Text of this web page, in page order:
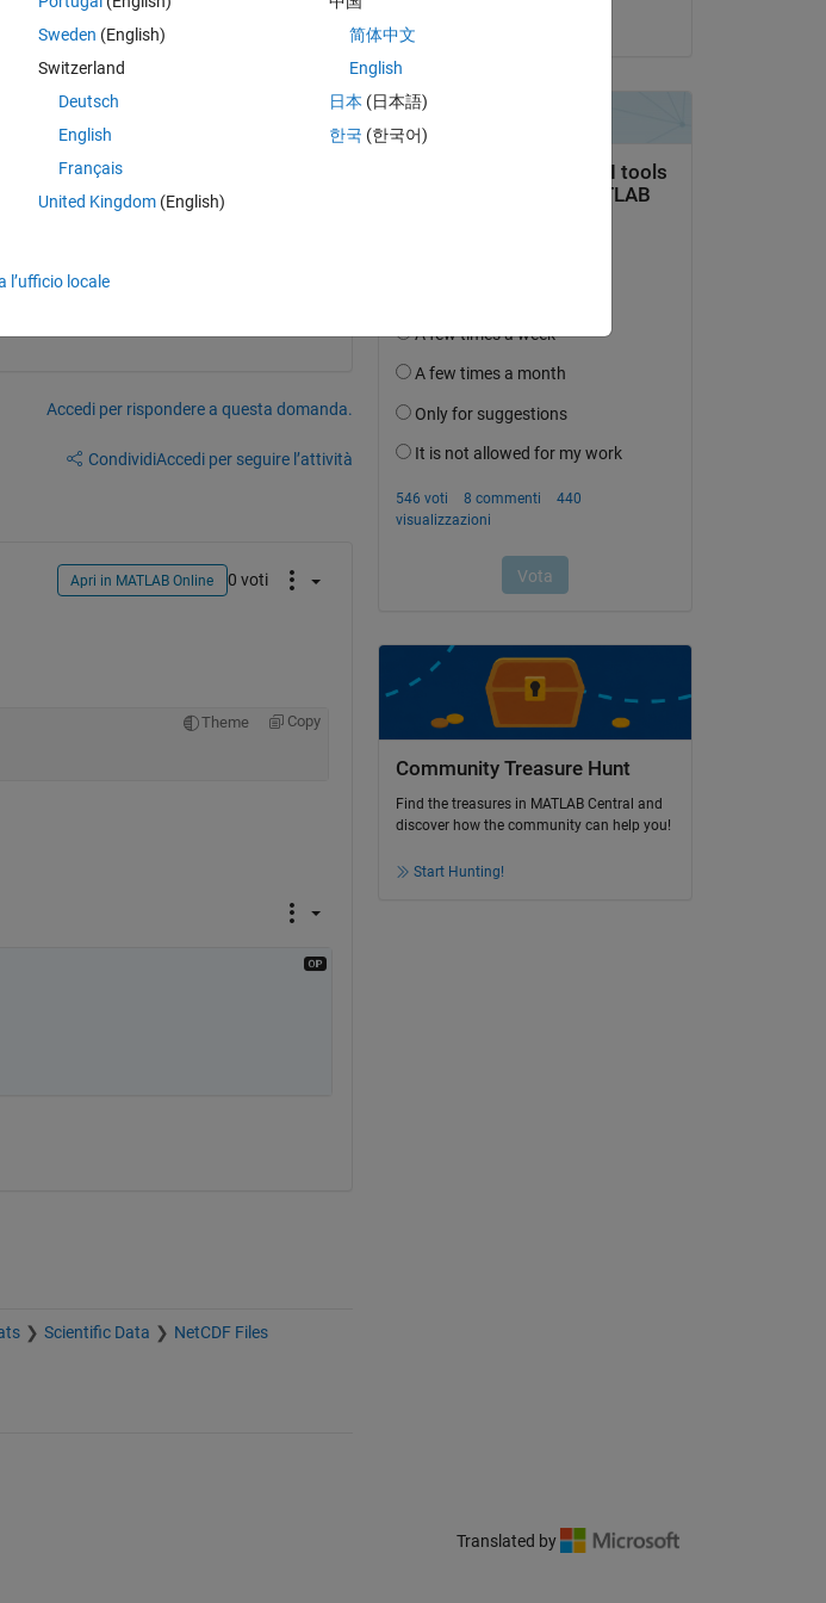
Accedi per rispondere a questa domanda.
CondividiAccedi per seguire l’attività
Apri in MATLAB Online 0 voti
Theme Copy
Scientific Data NetCDF Files
Community Treasure Hunt
Find the treasures in MATLAB Central and
discover how the community can help you!
Start Hunting!
Translated by
Sweden (English)
Switzerland
Deutsch
English
Français
United Kingdom(English)
简体中文
English
日本 (日本語)
한국 (한국어)
l’ufficio locale